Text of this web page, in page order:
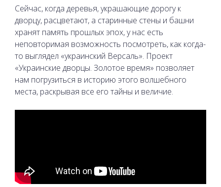
Сейчас, когда деревья, украшающие дорогу к
дворцу, расцветают, а старинные стены и башни
хранят память прошлых эпох, у нас есть
неповторимая возможность посмотреть, как когда-
то выглядел «украинский Версаль». Проект
«Украинские дворцы. Золотое время» позволяет
нам погрузиться в историю этого волшебного
места, раскрывая все его тайны и величие.